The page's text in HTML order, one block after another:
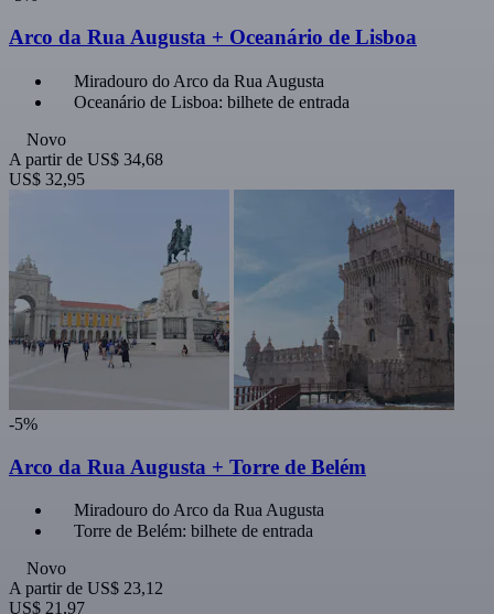
Arco da Rua Augusta + Oceanário de Lisboa
Miradouro do Arco da Rua Augusta
Oceanário de Lisboa: bilhete de entrada
Novo
A partir de US$ 34,68
US$ 32,95
-5%
Arco da Rua Augusta + Torre de Belém
Miradouro do Arco da Rua Augusta
Torre de Belém: bilhete de entrada
Novo
A partir de US$ 23,12
US$ 21,97